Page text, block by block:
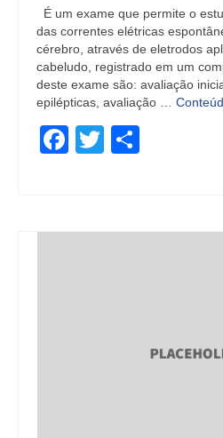
É um exame que permite o
das correntes elétricas
cérebro, através de eletrodos
cabeludo, registrado em um
deste exame são: avaliação
epilépticas, avaliação …
Facebook
Twitter